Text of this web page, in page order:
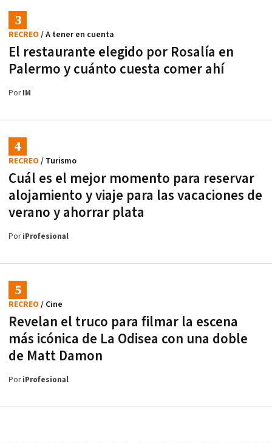
El restaurante elegido por Rosalía en
Palermo y cuánto cuesta comer ahí
RECREO / A tener en cuenta
PorIM
Cuál es el mejor momento para reservar
alojamiento y viaje para las vacaciones de
verano y ahorrar plata
RECREO / Turismo
PoriProfesional
Revelan el truco para filmar la escena
más icónica de La Odisea con una doble
de Matt Damon
RECREO / Cine
PoriProfesional